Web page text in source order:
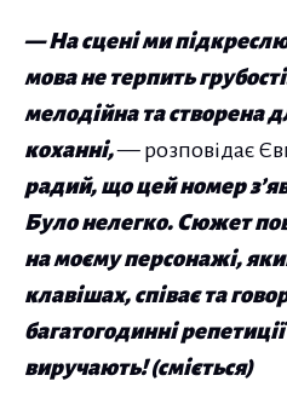
— На сцені ми
мова не терпить
мелодійна та створена
коханні,— розповідає
радий, що цей номер
Було нелегко. Сюжет
на моєму персонажі,
клавішах, співає та
багатогодинні
виручають! (сміється)